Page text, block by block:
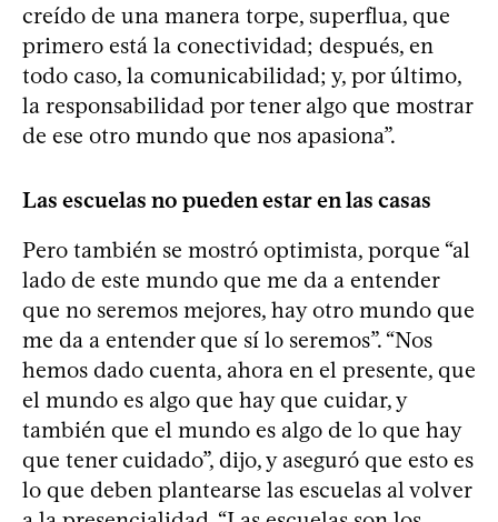
creído de una manera torpe, superflua, que
primero está la conectividad; después, en
todo caso, la comunicabilidad; y, por último,
la responsabilidad por tener algo que mostrar
de ese otro mundo que nos apasiona”.
Las escuelas no pueden estar en las casas
Pero también se mostró optimista, porque “al
lado de este mundo que me da a entender
que no seremos mejores, hay otro mundo que
me da a entender que sí lo seremos”. “Nos
hemos dado cuenta, ahora en el presente, que
el mundo es algo que hay que cuidar, y
también que el mundo es algo de lo que hay
que tener cuidado”, dijo, y aseguró que esto es
lo que deben plantearse las escuelas al volver